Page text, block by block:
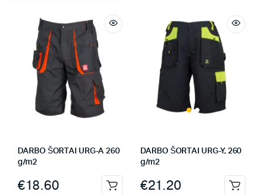
DARBO ŠORTAI URG-A 260
g/m2
€18.60
DARBO ŠORTAI URG-Y, 260
g/m2
€21.20